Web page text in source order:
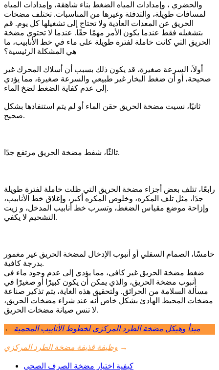
والحضري ، وإمدادات المياه الضغط بناء شاهقة، وإمدادات المياه
لمسافات طويلة، والتدفئة وغيرها من المناسبات. تختلف مضخات
الحريق عن المعدات العادية ولا تحتاج إلى تشغيلها كل يوم. قم
بتشغيله فقط عندما يكون الأمر مهمًا حقًا. عندما لا تحتوي مضخة
الحريق التي كانت خاملة لفترة طويلة على ماء في خط الأنابيب، ما
هي المشكلة الرئيسية؟
أولاً، السرعة صغيرة، قد يكون ذلك بسبب أن أسلاك المحرك غير
صحيحة، أو أن ضغط البخار غير طبيعي والسرعة صغيرة، مما يؤدي
إلى عدم كفاية الضغط لضخ الماء.
ثانيًا، نسيت مضخة الحريق حقن الماء أو لم يتم استنفادها بشكل
صحيح.
ثالثًا، شفط مضخة الحريق مرتفع جدًا.
رابعًا، تتلف بعض أجزاء مضخة الحريق التي ظلت خاملة لفترة طويلة
جدًا، مثل تلف المكره، وخلوص المكره أكبر، وإغلاق خط الأنابيب،
وإزاحة موضع مقياس الضغط، وتسرب خط أنابيب المدخل، و زيت
التشحيم لا يكفي.
خامسًا، الصمام السفلي أو أنبوب الإدخال لمضخة الحريق غير مغمور
بدرجة كافية.
ضغط مضخة الحريق غير كافي، مما يؤدي إلى عدم وجود ماء في
أنبوب مضخة الحريق، والذي يمكن أن يكون كبيرًا أو صغيرًا في
مسألة السلامة من الحرائق. ولتحقيق هذه الغاية، يتم تذكير صناعة
مضخات المحيط الهادئ بشكل خاص أنه عند شراء مضخات الحريق،
لا تنس صيانة مضخات الحريق.
← مبدأ وهيكل مضخة الطرد المركزي لخطوط الأنابيب المحمية
وظيفة قذيفة مضخة الطرد المركزي →
كيفية اختيار مضخة الصرف الصحي